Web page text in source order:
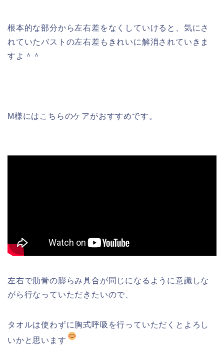
根本的な部分から左右差をなくしていけると、気にさ
れていたバストの左右差もきれいに解消されていきま
すよ＾＾
M様にはこちらのケアがおすすめです。
左右で肋骨の膨らみ具合が同じになるように意識しな
がら行なっていただきたいので、
タオルは使わずに胸式呼吸を行っていただくとよろし
いかと思います